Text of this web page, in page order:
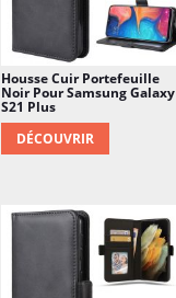
Housse Cuir Portefeuille
Noir Pour Samsung Galaxy
S21 Plus
DÉCOUVRIR